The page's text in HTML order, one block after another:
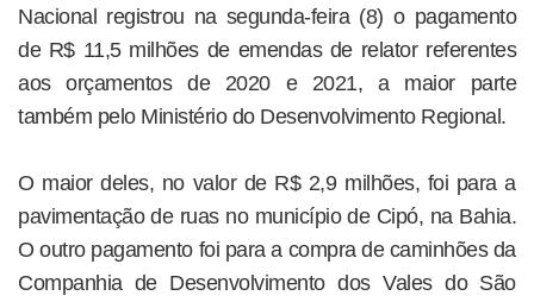
Nacional registrou na segunda-feira (8) o pagamento
de R$ 11,5 milhões de emendas de relator referentes
aos orçamentos de 2020 e 2021, a maior parte
também pelo Ministério do Desenvolvimento Regional.
O maior deles, no valor de R$ 2,9 milhões, foi para a
pavimentação de ruas no município de Cipó, na Bahia.
O outro pagamento foi para a compra de caminhões da
Companhia de Desenvolvimento dos Vales do São